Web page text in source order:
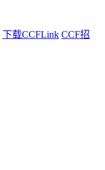
下载CCFLink CCF招